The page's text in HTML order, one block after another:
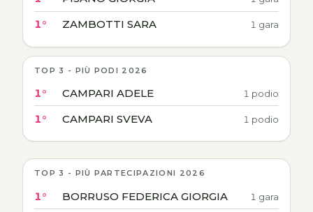
1° ZAMBOTTI SARA 1 gara
TOP 3 - PIÙ PODI 2026
1° CAMPARI ADELE 1 podio
1° CAMPARI SVEVA 1 podio
TOP 3 - PIÙ PARTECIPAZIONI 2026
1° BORRUSO FEDERICA GIORGIA 1 gara